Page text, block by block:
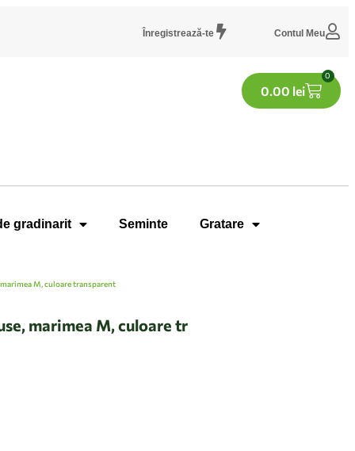
Înregistrează-te Contul Meu
0.00 lei
0
gradinarit Seminte Gratare
M, culoare transparent
marimea M, culoare tr